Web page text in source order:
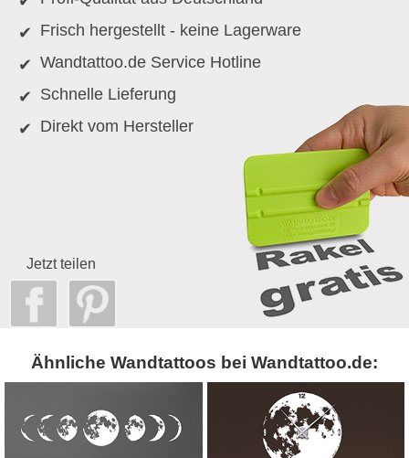
Frisch hergestellt - keine Lagerware
Wandtattoo.de Service Hotline
Schnelle Lieferung
Direkt vom Hersteller
Jetzt teilen
Ähnliche Wandtattoos bei Wandtattoo.de: